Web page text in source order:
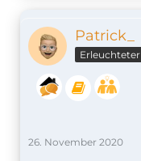
Patrick_
Erleuchteter
26. November 2020